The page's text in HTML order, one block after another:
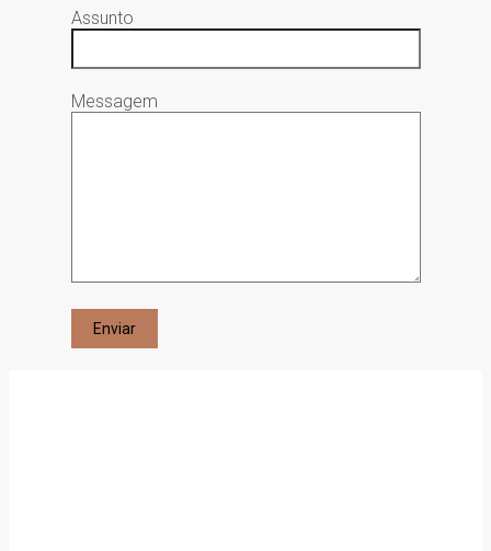
Assunto
Messagem